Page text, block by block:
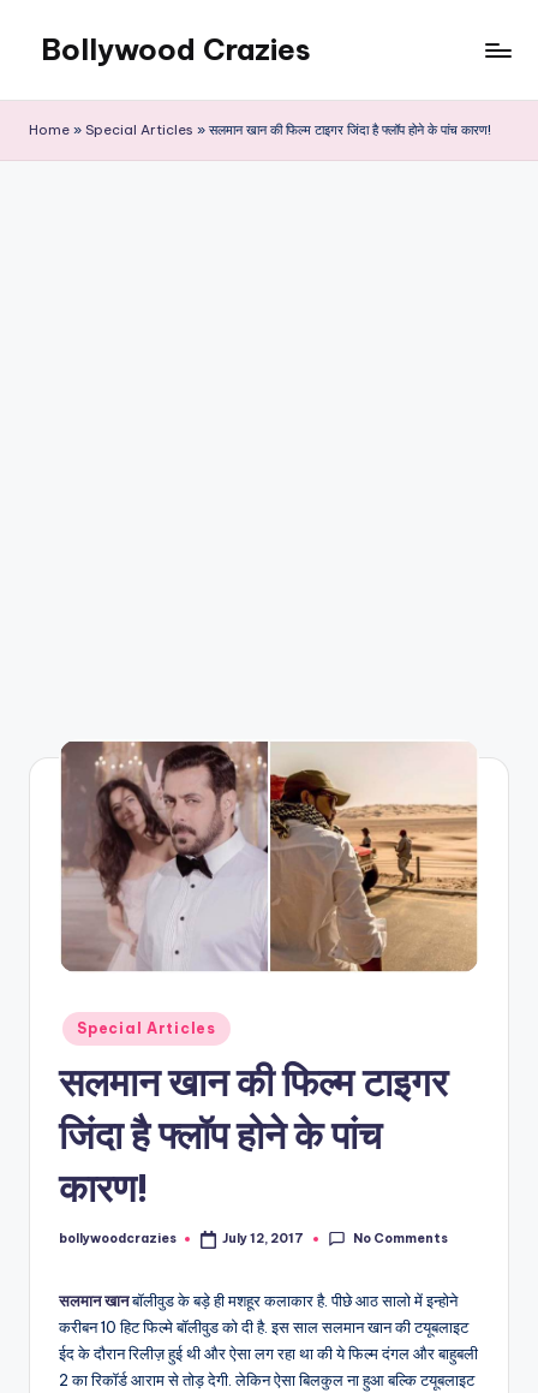
content
Bollywood Crazies
Reviews
Home » Special Articles » सलमान खान की फिल्म टाइगर जिंदा है फ्लॉप होने के पांच कारण!
Posted
in
Special Articles
सलमान खान की फिल्म टाइगर
जिंदा है फ्लॉप होने के पांच
कारण!
Posted
bollywoodcrazies July 12, 2017 No Comments
सलमान खानबॉलीवुड के बड़े ही मशहूर कलाकार है. पीछे आठ सालो में इन्होने
करीबन 10 हिट फिल्मे बॉलीवुड को दी है. इस साल सलमान खान की टयूबलाइट
ईद के दौरान रिलीज़ हुई थी और ऐसा लग रहा था की ये फिल्म दंगल और बाहुबली
2 का रिकॉर्ड आराम से तोड़ देगी. लेकिन ऐसा बिलकुल ना हुआ बल्कि टयूबलाइट